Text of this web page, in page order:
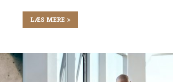
LÆS MERE